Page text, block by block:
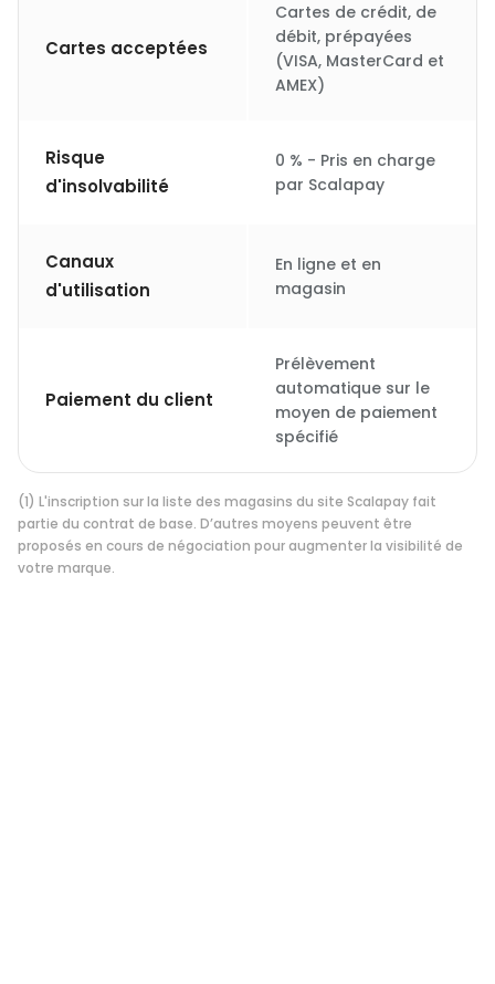
Cartes acceptées
Cartes de crédit, de
débit, prépayées
(VISA, MasterCard et
AMEX)
Risque
d'insolvabilité
0 % - Pris en charge
par Scalapay
Canaux
d'utilisation
En ligne et en
magasin
Paiement du client
Prélèvement
automatique sur le
moyen de paiement
spécifié
(1) L'inscription sur la liste des magasins du site Scalapay fait
partie du contrat de base. D’autres moyens peuvent être
proposés en cours de négociation pour augmenter la visibilité de
votre marque.